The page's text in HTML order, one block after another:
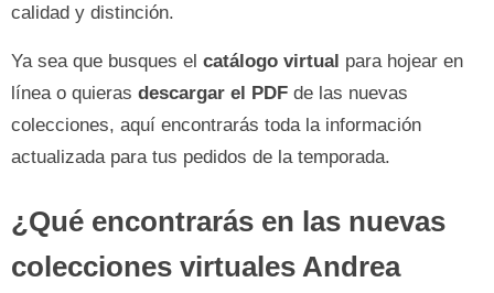
calidad y distinción.
Ya sea que busques el catálogo virtual para hojear en
línea o quieras descargar el PDF de las nuevas
colecciones, aquí encontrarás toda la información
actualizada para tus pedidos de la temporada.
¿Qué encontrarás en las nuevas
colecciones virtuales Andrea